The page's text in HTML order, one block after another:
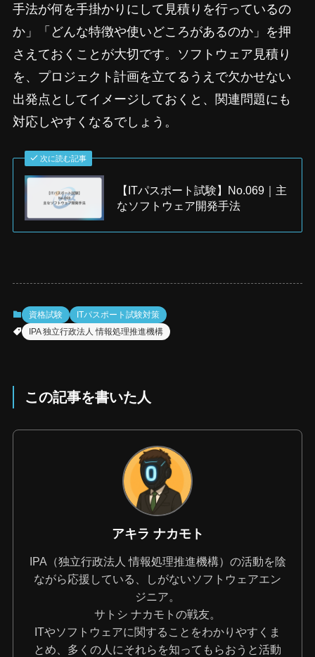
手法が何を手掛かりにして見積りを行っているの
か」「どんな特徴や使いどころがあるのか」を押
さえておくことが大切です。ソフトウェア見積り
を、プロジェクト計画を立てるうえで欠かせない
出発点としてイメージしておくと、関連問題にも
対応しやすくなるでしょう。
次に読む記事
【ITパスポート試験】No.069｜主
なソフトウェア開発手法
資格試験
ITパスポート試験対策
IPA 独立行政法人 情報処理推進機構
この記事を書いた人
アキラ ナカモト
IPA（独立行政法人 情報処理推進機構）の活動を陰
ながら応援している、しがないソフトウェアエン
ジニア。
サトシ ナカモトの戦友。
ITやソフトウェアに関することをわかりやすくま
とめ、多くの人にそれらを知ってもらおうと活動